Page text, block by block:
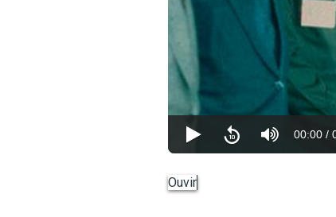
00:00 /
Ouvir